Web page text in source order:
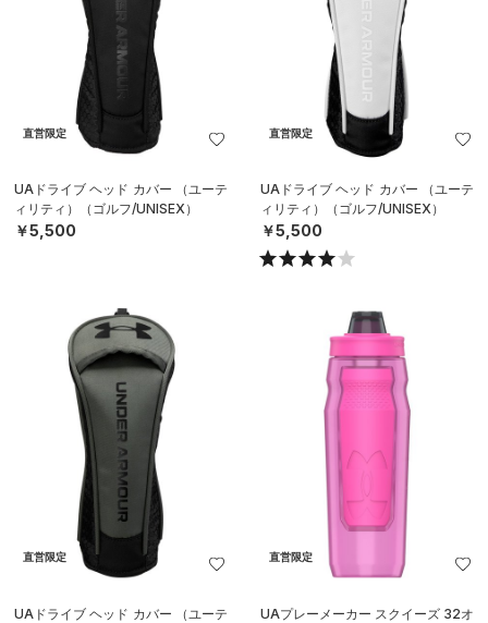
直営限定
UAドライブ ヘッド カバー （ユーテ
ィリティ）（ゴルフ/UNISEX）
￥5,500
直営限定
UAドライブ ヘッド カバー （ユーテ
ィリティ）（ゴルフ/UNISEX）
￥5,500
直営限定
UAドライブ ヘッド カバー （ユーテ
直営限定
UAプレーメーカー スクイーズ 32オ